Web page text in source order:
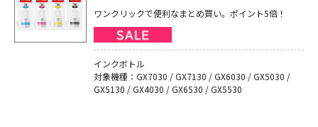
ワンクリックで便利なまとめ買い。ポイント5倍！
インクボトル
対象機種：GX7030 / GX7130 / GX6030 / GX5030 /
GX5130 / GX4030 / GX6530 / GX5530